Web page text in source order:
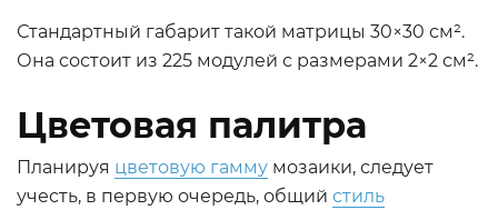
Стандартный габарит такой матрицы 30×30 см².
Она состоит из 225 модулей с размерами 2×2 см².
Цветовая палитра
Планируя цветовую гамму мозаики, следует
учесть, в первую очередь, общий стиль